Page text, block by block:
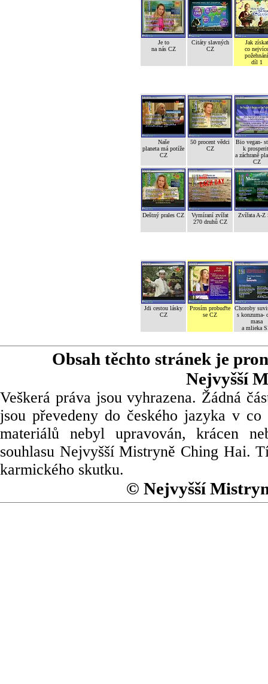
Je to
na nás CZ
Citáty slavných
CZ
Jak získat
co nejvíce
požehnání
díl 1
Naše
planeta má potíže
CZ
50 procent vědci
CZ
Bio vegan-
k
a záchraně
CZ
Deštný prales CZ
Vymíraní zvířat
270 druhů CZ
Zvířata A-Z
Jdi cestou lásky
CZ
Prosím probuďte
se CZ
Choroby
s konzuma-
masa
a mlieka
Obsah těchto stránek je
Nejvyšší
Veškerá práva jsou vyhrazena. Žádná
jsou převedeny do českého jazyka v
materiálů nebyl upravován, krácen
souhlasu Nejvyšší Mistryně Ching Hai.
karmického skutku.
© Nejvyšší